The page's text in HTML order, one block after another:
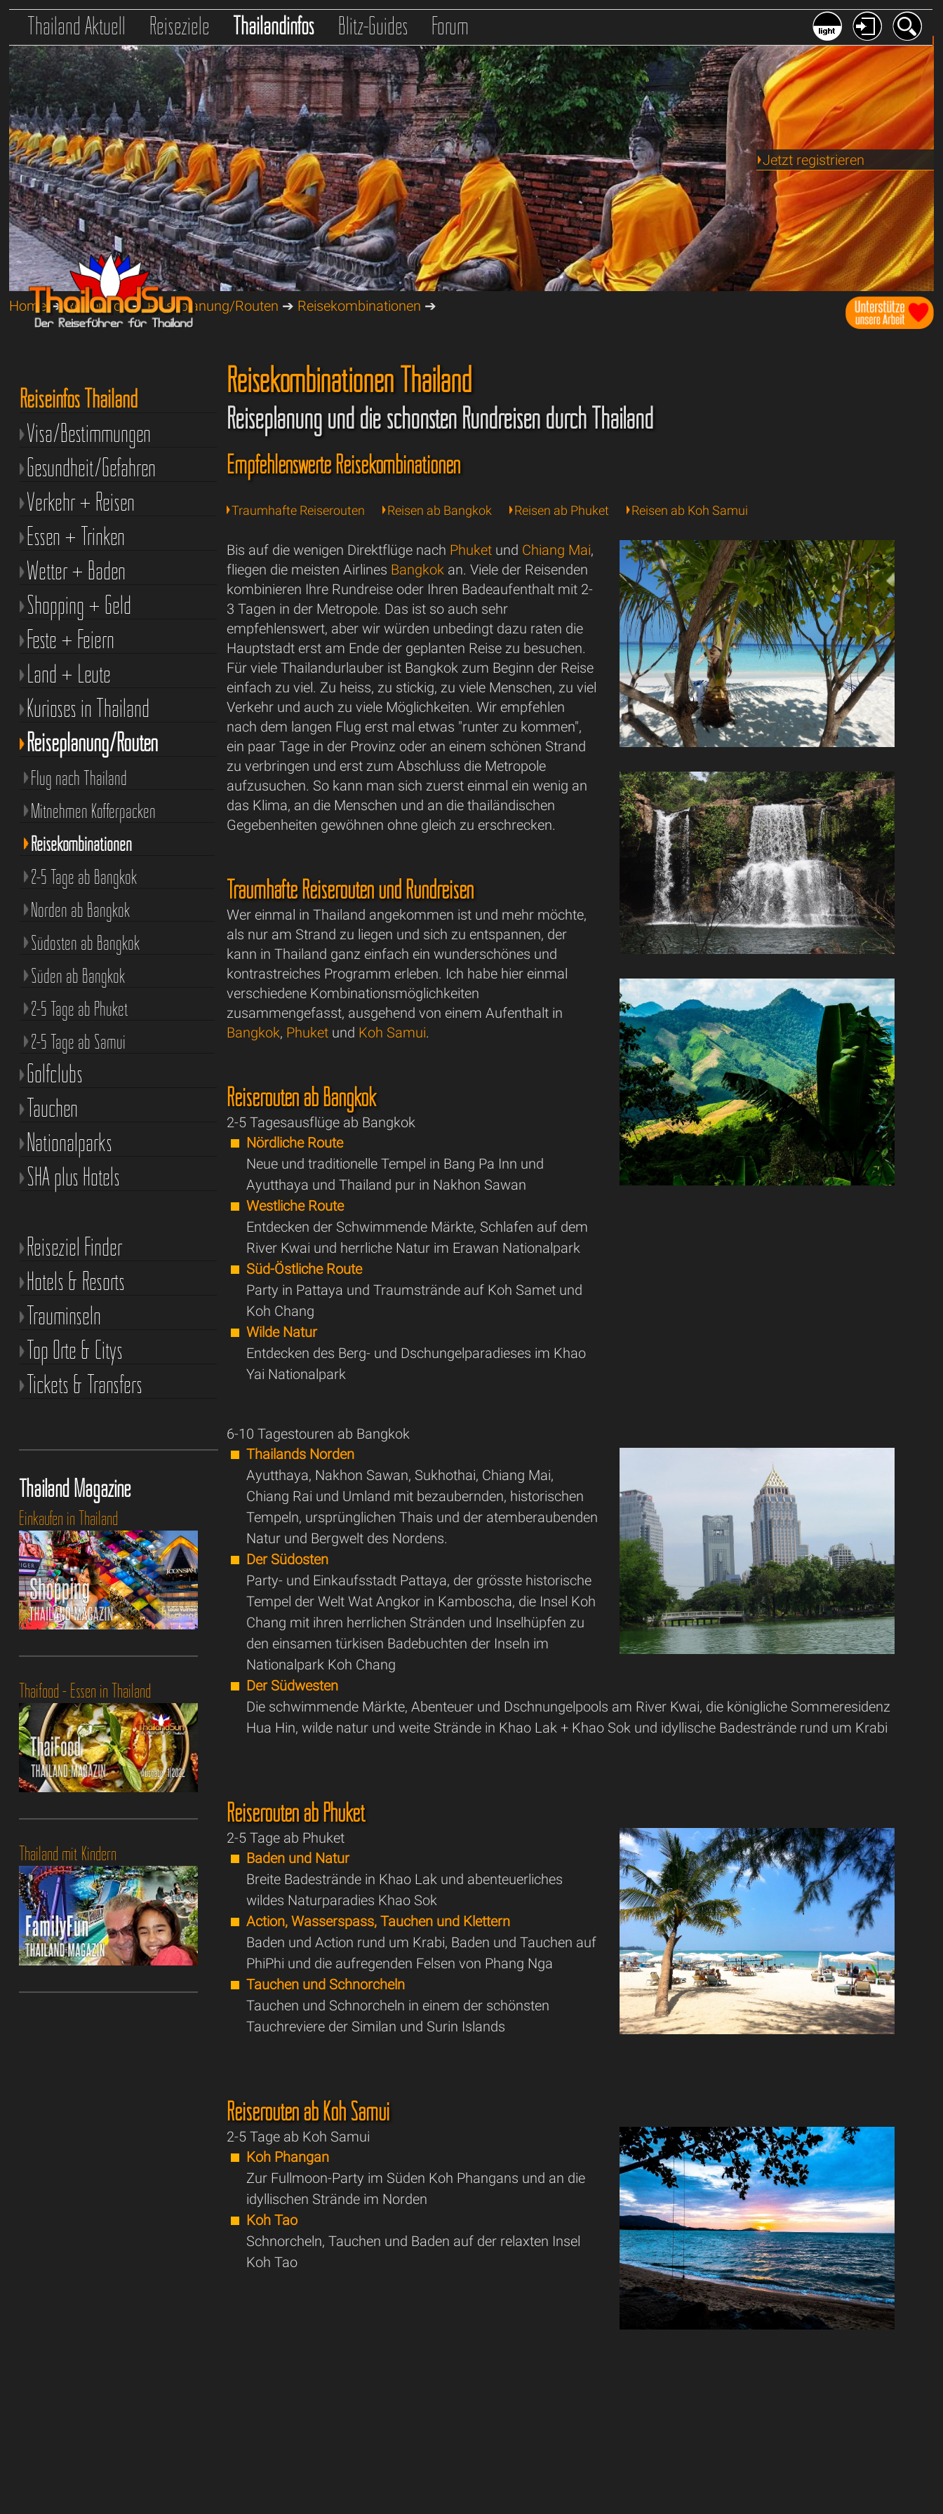
Thailand Aktuell Reiseziele Thailandinfos Blitz-Guides Forum
Jetzt registrieren
Home➔Reiseinfos➔Reiseplanung/Routen ➔ Reisekombinationen ➔
Reisekombinationen Thailand
Reiseplanung und die schönsten Rundreisen durch Thailand
Empfehlenswerte Reisekombinationen
Traumhafte Reiserouten Reisen ab Bangkok Reisen ab Phuket Reisen ab Koh Samui
Bis auf die wenigen Direktflüge nach Phuket und Chiang Mai,
fliegen die meisten Airlines Bangkok an. Viele der Reisenden
kombinieren Ihre Rundreise oder Ihren Badeaufenthalt mit 2-
3 Tagen in der Metropole. Das ist so auch sehr
empfehlenswert, aber wir würden unbedingt dazu raten die
Hauptstadt erst am Ende der geplanten Reise zu besuchen.
Für viele Thailandurlauber ist Bangkok zum Beginn der Reise
einfach zu viel. Zu heiss, zu stickig, zu viele Menschen, zu viel
Verkehr und auch zu viele Möglichkeiten. Wir empfehlen
nach dem langen Flug erst mal etwas "runter zu kommen",
ein paar Tage in der Provinz oder an einem schönen Strand
zu verbringen und erst zum Abschluss die Metropole
aufzusuchen. So kann man sich zuerst einmal ein wenig an
das Klima, an die Menschen und an die thailändischen
Gegebenheiten gewöhnen ohne gleich zu erschrecken.
Traumhafte Reiserouten und Rundreisen
Wer einmal in Thailand angekommen ist und mehr möchte,
als nur am Strand zu liegen und sich zu entspannen, der
kann in Thailand ganz einfach ein wunderschönes und
kontrastreiches Programm erleben. Ich habe hier einmal
verschiedene Kombinationsmöglichkeiten
zusammengefasst, ausgehend von einem Aufenthalt in
Bangkok, Phuket und Koh Samui.
Reiserouten ab Bangkok
2-5 Tagesausflüge ab Bangkok
Nördliche Route
Neue und traditionelle Tempel in Bang Pa Inn und
Ayutthaya und Thailand pur in Nakhon Sawan
Westliche Route
Entdecken der Schwimmende Märkte, Schlafen auf dem
River Kwai und herrliche Natur im Erawan Nationalpark
Süd-Östliche Route
Party in Pattaya und Traumstrände auf Koh Samet und
Koh Chang
Wilde Natur
Entdecken des Berg- und Dschungelparadieses im Khao
Yai Nationalpark
6-10 Tagestouren ab Bangkok
Thailands Norden
Ayutthaya, Nakhon Sawan, Sukhothai, Chiang Mai,
Chiang Rai und Umland mit bezaubernden, historischen
Tempeln, ursprünglichen Thais und der atemberaubenden
Natur und Bergwelt des Nordens.
Der Südosten
Party- und Einkaufsstadt Pattaya, der grösste historische
Tempel der Welt Wat Angkor in Kamboscha, die Insel Koh
Chang mit ihren herrlichen Stränden und Inselhüpfen zu
den einsamen türkisen Badebuchten der Inseln im
Nationalpark Koh Chang
Der Südwesten
Die schwimmende Märkte, Abenteuer und Dschnungelpools am River Kwai, die königliche Sommeresidenz
Hua Hin, wilde natur und weite Strände in Khao Lak + Khao Sok und idyllische Badestrände rund um Krabi
Reiserouten ab Phuket
2-5 Tage ab Phuket
Baden und Natur
Breite Badestrände in Khao Lak und abenteuerliches
wildes Naturparadies Khao Sok
Action, Wasserspass, Tauchen und Klettern
Baden und Action rund um Krabi, Baden und Tauchen auf
PhiPhi und die aufregenden Felsen von Phang Nga
Tauchen und Schnorcheln
Tauchen und Schnorcheln in einem der schönsten
Tauchreviere der Similan und Surin Islands
Reiserouten ab Koh Samui
2-5 Tage ab Koh Samui
Koh Phangan
Zur Fullmoon-Party im Süden Koh Phangans und an die
idyllischen Strände im Norden
Koh Tao
Schnorcheln, Tauchen und Baden auf der relaxten Insel
Koh Tao
Reiseinfos Thailand
Visa/Bestimmungen
Gesundheit/Gefahren
Verkehr + Reisen
Essen + Trinken
Wetter + Baden
Shopping + Geld
Feste + Feiern
Land + Leute
Kurioses in Thailand
Reiseplanung/Routen
Flug nach Thailand
Mitnehmen Kofferpacken
Reisekombinationen
2-5 Tage ab Bangkok
Norden ab Bangkok
Südosten ab Bangkok
Süden ab Bangkok
2-5 Tage ab Phuket
2-5 Tage ab Samui
Golfclubs
Tauchen
Nationalparks
SHA plus Hotels
Reiseziel Finder
Hotels & Resorts
Trauminseln
Top Orte & Citys
Tickets & Transfers
Thailand Magazine
Einkaufen in Thailand
Thaifood - Essen in Thailand
Thailand mit Kindern